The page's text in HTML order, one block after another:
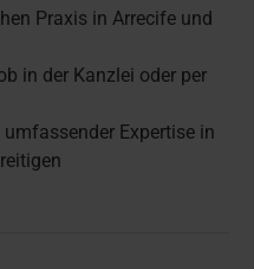
Praxis in Arrecife und
in der Kanzlei oder per
Expertise in